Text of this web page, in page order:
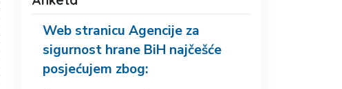
Web stranicu Agencije za
sigurnost hrane BiH najčešće
posjećujem zbog: